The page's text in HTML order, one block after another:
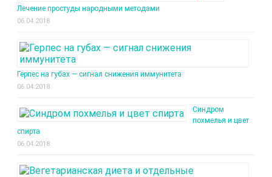
Лечение простуды народными методами
06.04.2018
Герпес на губах — сигнал снижения иммунитета
06.04.2018
Синдром
похмелья и цвет
спирта
06.04.2018